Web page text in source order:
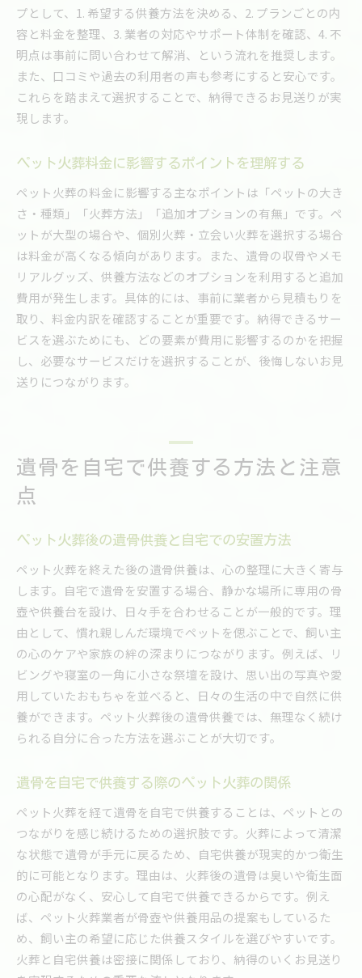
プとして、1. 希望する供養方法を決める、2. プランごとの内
容と料金を整理、3. 業者の対応やサポート体制を確認、4. 不
明点は事前に問い合わせて解消、という流れを推奨します。
また、口コミや過去の利用者の声も参考にすると安心です。
これらを踏まえて選択することで、納得できるお見送りが実
現します。
ペット火葬料金に影響するポイントを理解する
ペット火葬の料金に影響する主なポイントは「ペットの大き
さ・種類」「火葬方法」「追加オプションの有無」です。ペ
ットが大型の場合や、個別火葬・立会い火葬を選択する場合
は料金が高くなる傾向があります。また、遺骨の収骨やメモ
リアルグッズ、供養方法などのオプションを利用すると追加
費用が発生します。具体的には、事前に業者から見積もりを
取り、料金内訳を確認することが重要です。納得できるサー
ビスを選ぶためにも、どの要素が費用に影響するのかを把握
し、必要なサービスだけを選択することが、後悔しないお見
送りにつながります。
遺骨を自宅で供養する方法と注意
点
ペット火葬後の遺骨供養と自宅での安置方法
ペット火葬を終えた後の遺骨供養は、心の整理に大きく寄与
します。自宅で遺骨を安置する場合、静かな場所に専用の骨
壺や供養台を設け、日々手を合わせることが一般的です。理
由として、慣れ親しんだ環境でペットを偲ぶことで、飼い主
の心のケアや家族の絆の深まりにつながります。例えば、リ
ビングや寝室の一角に小さな祭壇を設け、思い出の写真や愛
用していたおもちゃを並べると、日々の生活の中で自然に供
養ができます。ペット火葬後の遺骨供養では、無理なく続け
られる自分に合った方法を選ぶことが大切です。
遺骨を自宅で供養する際のペット火葬の関係
ペット火葬を経て遺骨を自宅で供養することは、ペットとの
つながりを感じ続けるための選択肢です。火葬によって清潔
な状態で遺骨が手元に戻るため、自宅供養が現実的かつ衛生
的に可能となります。理由は、火葬後の遺骨は臭いや衛生面
の心配がなく、安心して自宅で供養できるからです。例え
ば、ペット火葬業者が骨壺や供養用品の提案もしているた
め、飼い主の希望に応じた供養スタイルを選びやすいです。
火葬と自宅供養は密接に関係しており、納得のいくお見送り